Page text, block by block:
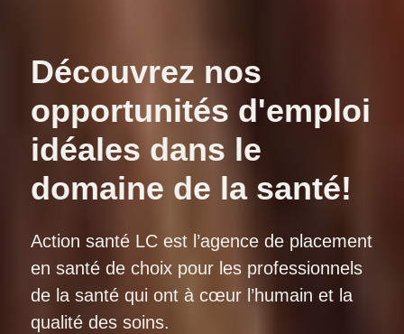
Découvrez nos
opportunités d'emploi
idéales dans le
domaine de la santé!
Action santé LC est l’agence de placement
en santé de choix pour les professionnels
de la santé qui ont à cœur l’humain et la
qualité des soins.